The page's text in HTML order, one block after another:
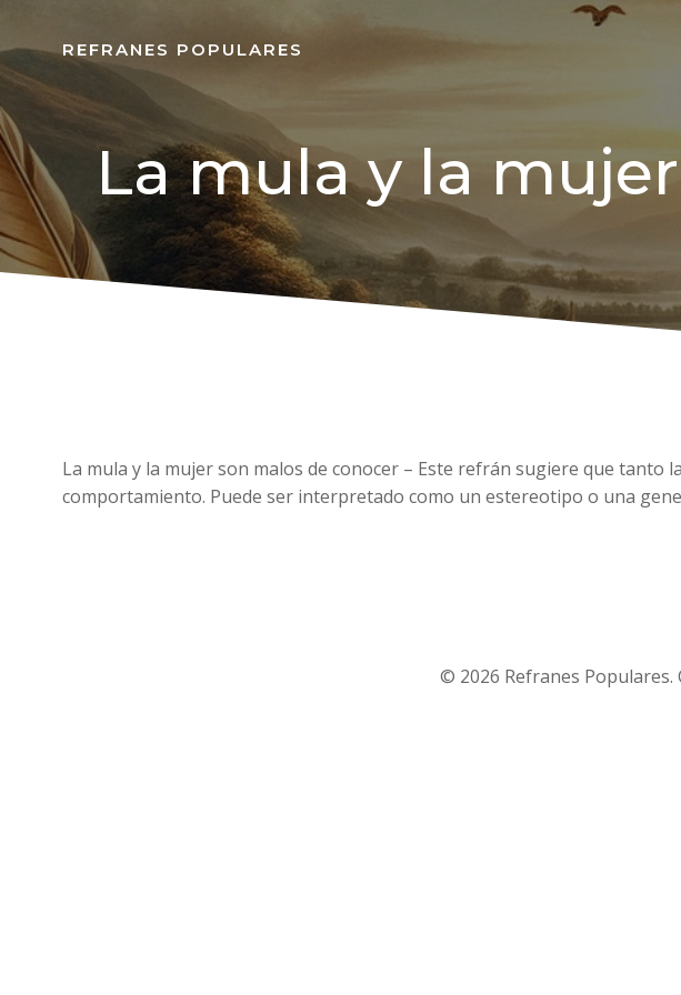
REFRANES POPULARES
La mula y la
La mula y la mujer son malos de conocer – Este refrán sugiere que
comportamiento. Puede ser interpretado como un estereotipo o una
© 2026 Refranes